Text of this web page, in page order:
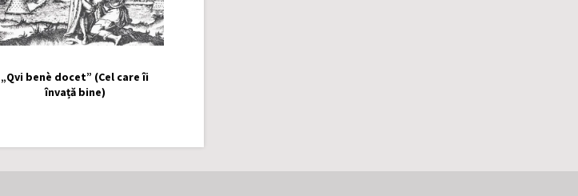
„Qvi benè docet” (Cel care îi
învață bine)